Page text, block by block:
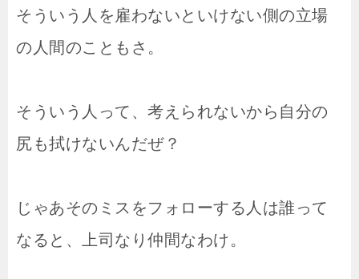
そういう人を雇わないといけない側の立場
の人間のこともさ。
そういう人って、考えられないから自分の
尻も拭けないんだぜ？
じゃあそのミスをフォローする人は誰って
なると、上司なり仲間なわけ。